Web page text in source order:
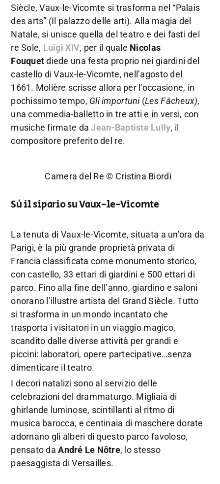
Siècle, Vaux-le-Vicomte si trasforma nel “Palais
des arts” (Il palazzo delle arti). Alla magia del
Natale, si unisce quella del teatro e dei fasti del
re Sole, Luigi XIV, per il quale Nicolas
Fouquetdiede una festa proprio nei giardini del
castello di Vaux-le-Vicomte, nell’agosto del
1661. Molière scrisse allora per l’occasione, in
pochissimo tempo, Gli importuni(Les Fâcheux),
una commedia-balletto in tre atti e in versi, con
musiche firmate daJean-Baptiste Lully, il
compositore preferito del re.
Camera del Re © Cristina Biordi
Sù il sipario su Vaux-le-Vicomte
La tenuta di Vaux-le-Vicomte, situata a un’ora da
Parigi, è la più grande proprietà privata di
Francia classificata come monumento storico,
con castello, 33 ettari di giardini e 500 ettari di
parco. Fino alla fine dell’anno, giardino e saloni
onorano l’illustre artista del Grand Siècle. Tutto
si trasforma in un mondo incantato che
trasporta i visitatori in un viaggio magico,
scandito dalle diverse attività per grandi e
piccini: laboratori, opere partecipative…senza
dimenticare il teatro.
I decori natalizi sono al servizio delle
celebrazioni del drammaturgo. Migliaia di
ghirlande luminose, scintillanti al ritmo di
musica barocca, e centinaia di maschere dorate
adornano gli alberi di questo parco favoloso,
pensato daAndré Le Nôtre, lo stesso
paesaggista di Versailles.